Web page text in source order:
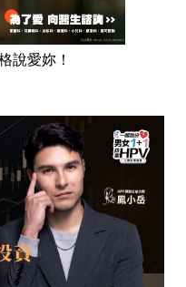
說愛妳！